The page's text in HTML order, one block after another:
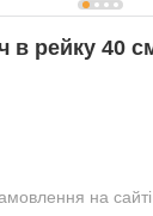
в рейку 40
на